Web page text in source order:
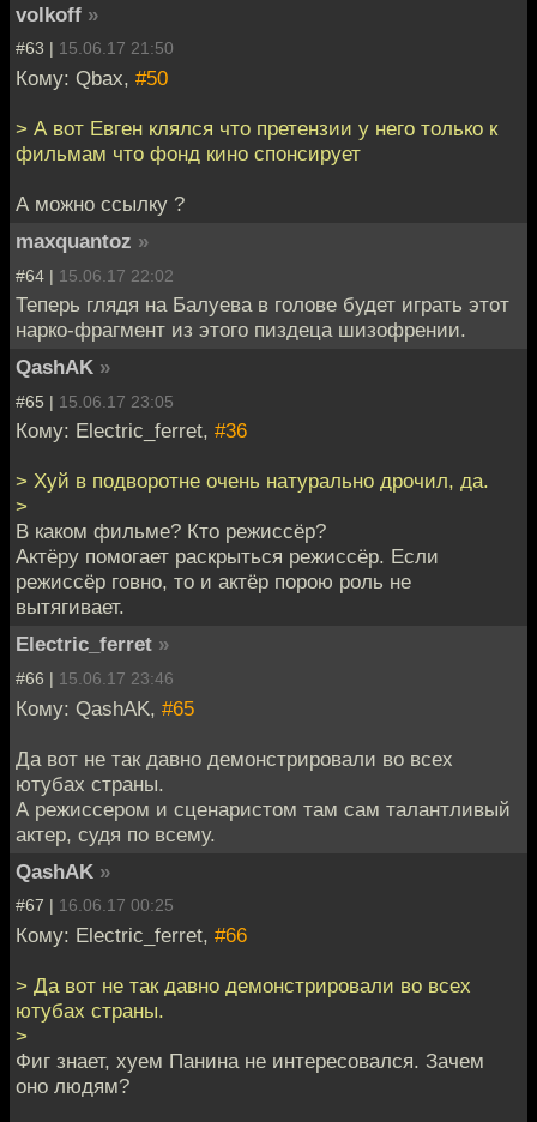
volkoff »
#63 | 15.06.17 21:50
Кому: Qbax, #50
> А вот Евген клялся что претензии у него только к
фильмам что фонд кино спонсирует
А можно ссылку ?
maxquantoz »
#64 | 15.06.17 22:02
Теперь глядя на Балуева в голове будет играть этот
нарко-фрагмент из этого пиздеца шизофрении.
QashAK »
#65 | 15.06.17 23:05
Кому: Electric_ferret, #36
> Хуй в подворотне очень натурально дрочил, да.
>
В каком фильме? Кто режиссёр?
Актёру помогает раскрыться режиссёр. Если
режиссёр говно, то и актёр порою роль не
вытягивает.
Electric_ferret »
#66 | 15.06.17 23:46
Кому: QashAK, #65
Да вот не так давно демонстрировали во всех
ютубах страны.
А режиссером и сценаристом там сам талантливый
актер, судя по всему.
QashAK »
#67 | 16.06.17 00:25
Кому: Electric_ferret, #66
> Да вот не так давно демонстрировали во всех
ютубах страны.
>
Фиг знает, хуем Панина не интересовался. Зачем
оно людям?